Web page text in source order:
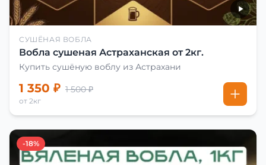
СУШЁНАЯ ВОБЛА
Вобла сушеная Астраханская от 2кг.
Купить сушёную воблу из Астрахани
1 350 ₽ 1 500 ₽
от 2кг
-18%